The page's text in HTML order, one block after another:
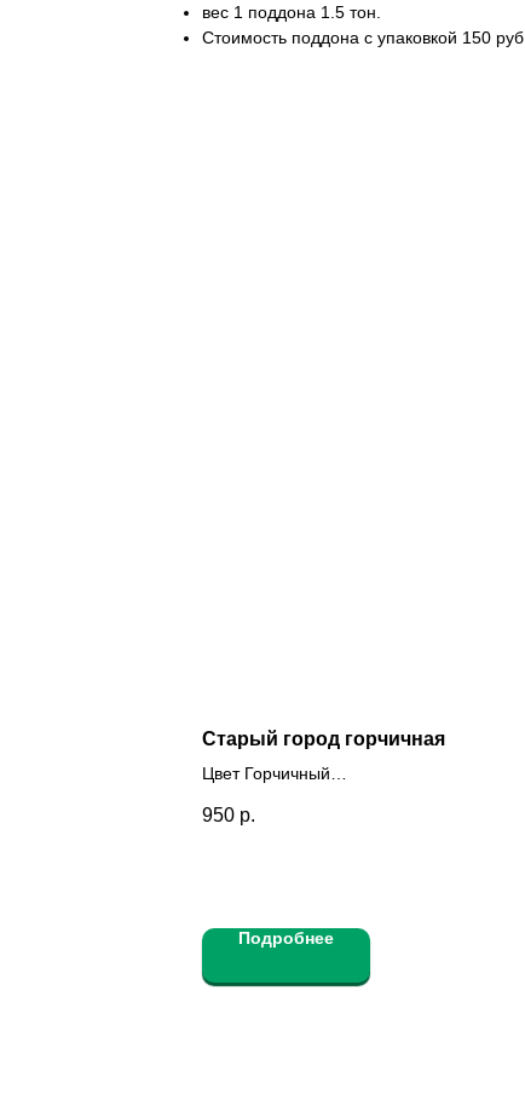
вес 1 поддона 1.5 тон.
Стоимость поддона с упаковкой 150 руб.
Старый город горчичная
Цвет Горчичный
950 р.
Подробнее